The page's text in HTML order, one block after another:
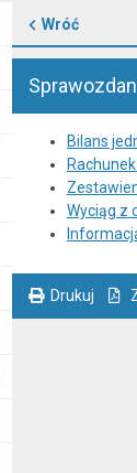
Wróć
Bilans
Wyciąg z
Drukuj